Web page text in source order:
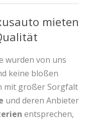
mieten
wurden von uns
keine bloßen
mit großer Sorgfalt
und deren Anbieter
entsprechen,